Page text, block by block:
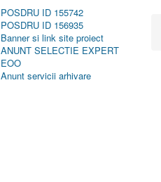
POSDRU ID 155742
POSDRU ID 156935
Banner si link site proiect
ANUNT SELECTIE EXPERT
EOO
Anunt servicii arhivare